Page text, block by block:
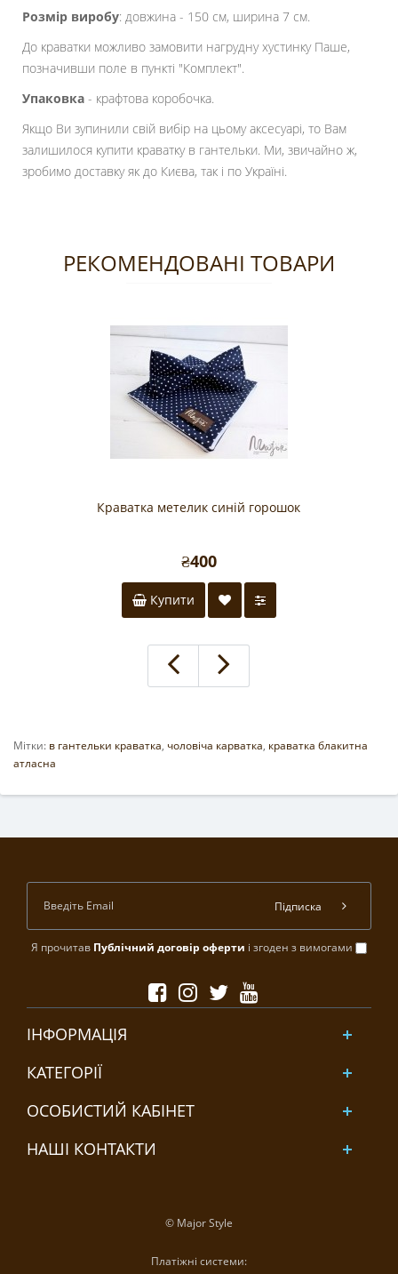
Розмір виробу: довжина - 150 см, ширина 7 см.
До краватки можливо замовити нагрудну хустинку Паше,
позначивши поле в пункті "Комплект".
Упаковка - крафтова коробочка.
Якщо Ви зупинили свій вибір на цьому аксесуарі, то Вам
залишилося купити краватку в гантельки. Ми, звичайно ж,
зробимо доставку як до Києва, так і по Україні.
РЕКОМЕНДОВАНІ ТОВАРИ
Краватка метелик синій горошок
₴400
Купити
Мітки: в гантельки краватка, чоловіча карватка, краватка блакитна
атласна
Я прочитав Публічний договір оферти і згоден з вимогами
Підписка
ІНФОРМАЦІЯ
КАТЕГОРІЇ
ОСОБИСТИЙ КАБІНЕТ
НАШІ КОНТАКТИ
© Major Style
Платіжні системи: